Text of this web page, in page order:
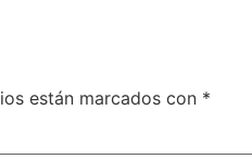
están marcados con *